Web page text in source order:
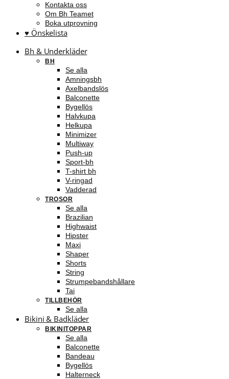
Kontakta oss
Om Bh Teamet
Boka utprovning
♥ Önskelista
Bh & Underkläder
BH
Se alla
Amningsbh
Axelbandslös
Balconette
Bygellös
Halvkupa
Helkupa
Minimizer
Multiway
Push-up
Sport-bh
T-shirt bh
V-ringad
Vadderad
TROSOR
Se alla
Brazilian
Highwaist
Hipster
Maxi
Shaper
Shorts
String
Strumpebandshållare
Tai
TILLBEHÖR
Se alla
Bikini & Badkläder
BIKINITOPPAR
Se alla
Balconette
Bandeau
Bygellös
Halterneck